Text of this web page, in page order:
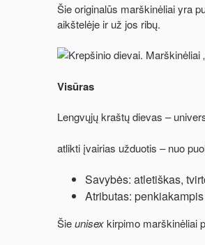
Šie originalūs marškinėliai yra
aikštelėje ir už jos ribų.
Visūras
Lengvųjų kraštų dievas –
atlikti įvairias užduotis – nuo
Savybės: atletiškas,
Atributas:
Šieunisexkirpimo marškinėliai